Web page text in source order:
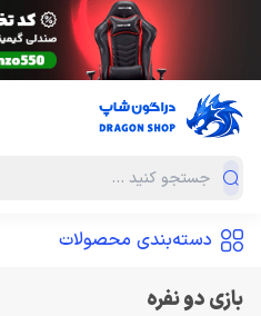
دسته‌بندی محصولات
بازی دو نفره